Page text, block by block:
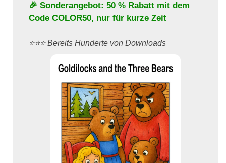
🎉 Sonderangebot: 50 % Rabatt mit dem
Code COLOR50, nur für kurze Zeit
⭐️⭐️⭐️ Bereits Hunderte von Downloads